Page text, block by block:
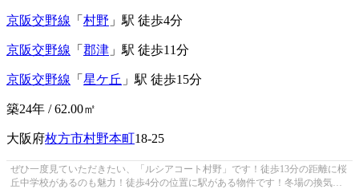
京阪交野線 「 村野 」駅 徒歩4分
京阪交野線 「 郡津 」駅 徒歩11分
京阪交野線 「 星ケ丘 」駅 徒歩15分
築24年 / 62.00㎡
大阪府枚方市村野本町18-25
ぜひ一度見ていただきたい、「ルシアコート村野」です！徒歩13分の距離に桜
丘中学校があるのも魅力！徒歩4分の位置に駅がある物件です！冬場の換気に